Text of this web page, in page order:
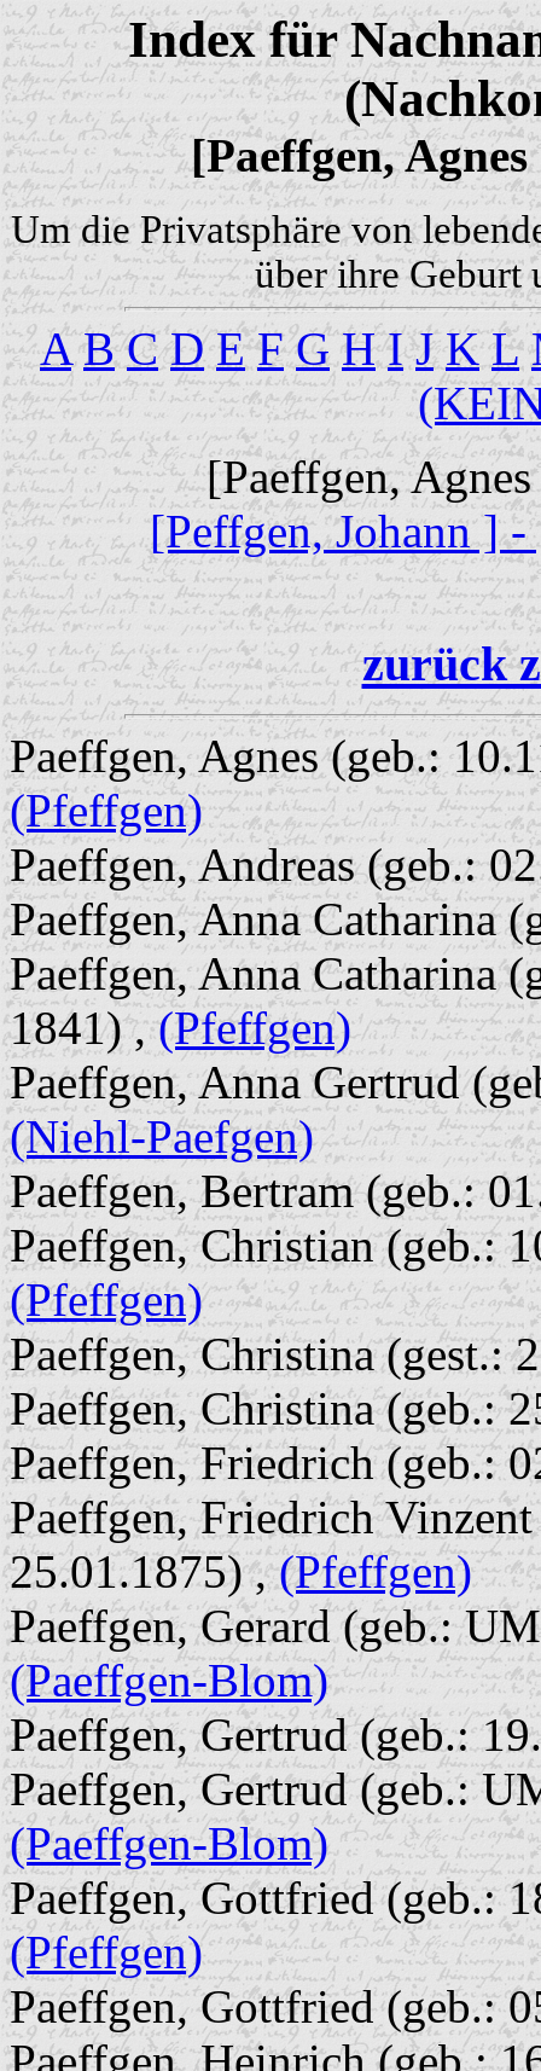
Index für
[Paeffgen,
Um die Privatsphäre von
über ihre Geburt
A B C D E F G H I J K L
[Paeffgen,
[Peffgen, Johann ]
zurück
Paeffgen, Agnes (geb.:
(Pfeffgen)
Paeffgen, Andreas (geb.:
Paeffgen, Anna Catharina
Paeffgen, Anna Catharina
1841) ,(Pfeffgen)
Paeffgen, Anna Gertrud
(Niehl-Paefgen)
Paeffgen, Bertram (geb.:
Paeffgen, Christian (geb.:
(Pfeffgen)
Paeffgen, Christina (gest.:
Paeffgen, Christina (geb.:
Paeffgen, Friedrich (geb.:
Paeffgen, Friedrich
25.01.1875) ,(Pfeffgen)
Paeffgen, Gerard (geb.:
(Paeffgen-Blom)
Paeffgen, Gertrud (geb.:
Paeffgen, Gertrud (geb.:
(Paeffgen-Blom)
Paeffgen, Gottfried (geb.:
(Pfeffgen)
Paeffgen, Gottfried (geb.: